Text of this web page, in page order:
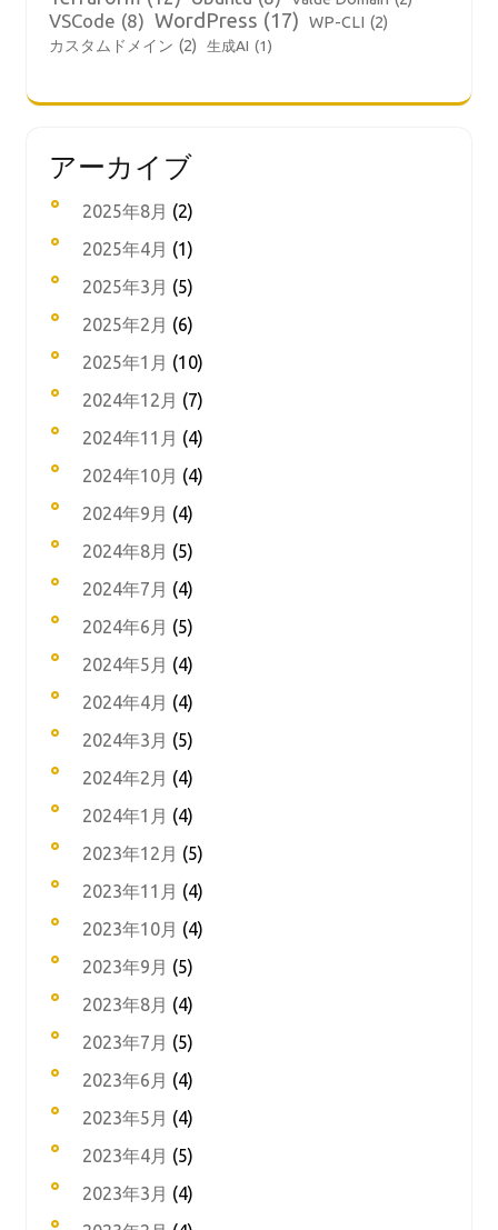
VSCode (8) WordPress (17) WP-CLI (2)
カスタムドメイン (2) 生成AI (1)
アーカイブ
2025年8月 (2)
2025年4月 (1)
2025年3月 (5)
2025年2月 (6)
2025年1月 (10)
2024年12月 (7)
2024年11月 (4)
2024年10月 (4)
2024年9月 (4)
2024年8月 (5)
2024年7月 (4)
2024年6月 (5)
2024年5月 (4)
2024年4月 (4)
2024年3月 (5)
2024年2月 (4)
2024年1月 (4)
2023年12月 (5)
2023年11月 (4)
2023年10月 (4)
2023年9月 (5)
2023年8月 (4)
2023年7月 (5)
2023年6月 (4)
2023年5月 (4)
2023年4月 (5)
2023年3月 (4)